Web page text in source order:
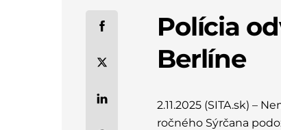
Polícia
Berlíne
2.11.2025 (SITA.sk) –
ročného Sýrčana